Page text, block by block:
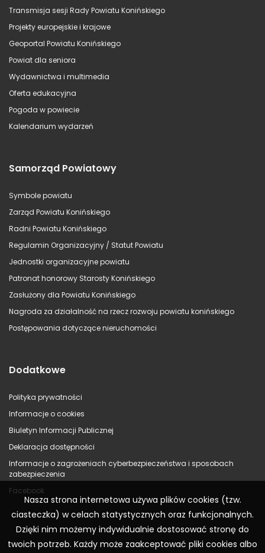
Transmisja sesji Rady Powiatu Konińskiego
Projekty europejskie i krajowe
Geoportal Powiatu Konińskiego
Powiat dla seniora
Wydawnictwa i multimedia
Oferta edukacyjna
Pogoda w powiecie
Kalendarium wydarzeń
Samorząd Powiatowy
Symbole powiatu
Zarząd Powiatu Konińskiego
Radni Powiatu Konińskiego
Regulamin Organizacyjny / Statut Powiatu
Jednostki organizacyjne powiatu
Patronat honorowy Starosty Konińskiego
Zasłużony dla Powiatu Konińskiego
Nagroda za działalność na rzecz rozwoju powiatu konińskiego
Postępowania dotyczące nieruchomości
Dodatkowe
Polityka prywatności
Informacje o cookies
Biuletyn Informacji Publicznej
Deklaracja dostępności
Informacje o zagrożeniach cyberbezpieczeństwa i sposobach
zabezpieczenia
Facebook
Nasza strona internetowa używa plików cookies (tzw.
ciasteczka) w celach statystycznych oraz funkcjonalnych.
Dzięki nim możemy indywidualnie dostosować stronę do
twoich potrzeb. Każdy może zaakceptować pliki cookies albo